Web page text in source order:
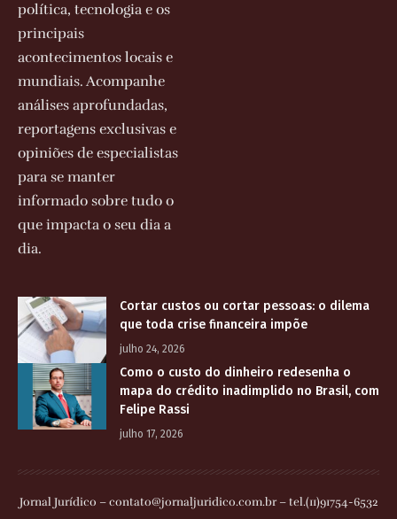
política, tecnologia e os
principais
acontecimentos locais e
mundiais. Acompanhe
análises aprofundadas,
reportagens exclusivas e
opiniões de especialistas
para se manter
informado sobre tudo o
que impacta o seu dia a
dia.
Cortar custos ou cortar pessoas: o dilema
que toda crise financeira impõe
julho 24, 2026
Como o custo do dinheiro redesenha o
mapa do crédito inadimplido no Brasil, com
Felipe Rassi
julho 17, 2026
Jornal Jurídico –contato@jornaljuridico.com.br– tel.(11)91754-6532